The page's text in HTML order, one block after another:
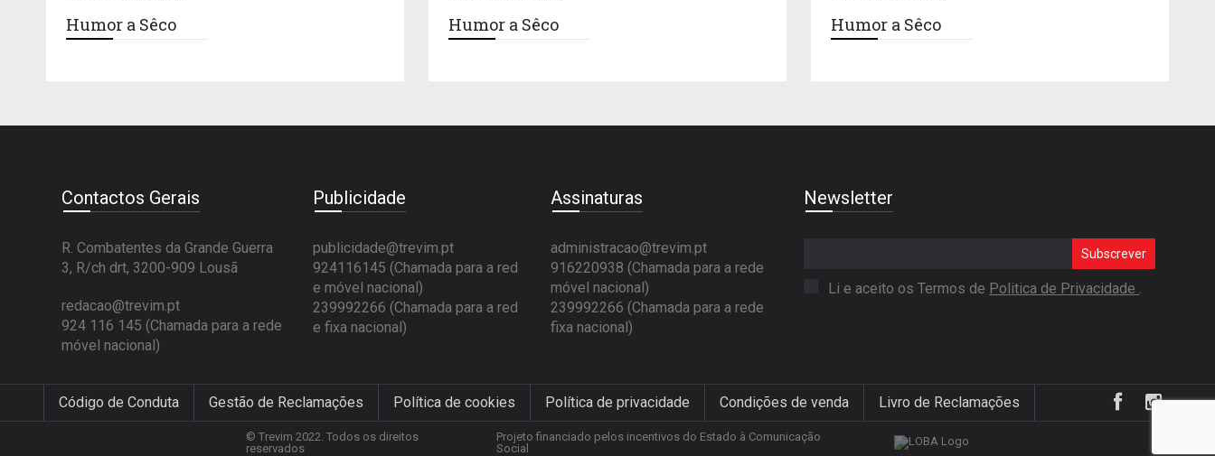
Humor a Sêco Humor a Sêco Humor a Sêco
Contactos Gerais
R. Combatentes da Grande Guerra
3, R/ch drt, 3200-909 Lousã
redacao@trevim.pt
924 116 145 (Chamada para a rede
móvel nacional)
Publicidade
publicidade@trevim.pt
924116145 (Chamada para a red
e móvel nacional)
239992266 (Chamada para a red
e fixa nacional)
Assinaturas
administracao@trevim.pt
916220938 (Chamada para a rede
móvel nacional)
239992266 (Chamada para a rede
fixa nacional)
Newsletter
Subscrever
Li e aceito os Termos de Politica de Privacidade .
Código de Conduta Gestão de Reclamações Política de cookies Política de privacidade Condições de venda Livro de Reclamações
© Trevim 2022. Todos os direitos
reservados
Projeto financiado pelos incentivos do Estado à Comunicação
Social